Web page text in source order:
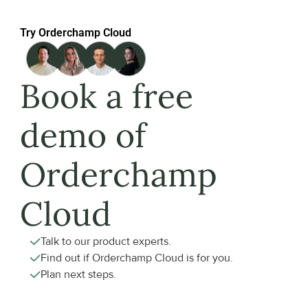
Try Orderchamp Cloud
Book a free
demo of
Orderchamp
Cloud
Talk to our product experts.
Find out if Orderchamp Cloud is for you.
Plan next steps.